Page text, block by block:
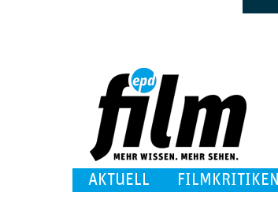
AKTUELL FILMKRITIKEN